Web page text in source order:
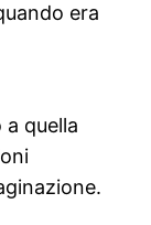
era
quella